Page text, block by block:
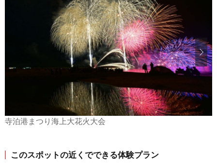
寺泊港まつり海上大花火大会
このスポットの近くでできる体験プラン